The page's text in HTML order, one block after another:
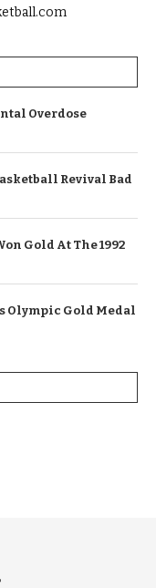
Overdose
Revival Bad
Gold At The 1992
Olympic Gold Medal